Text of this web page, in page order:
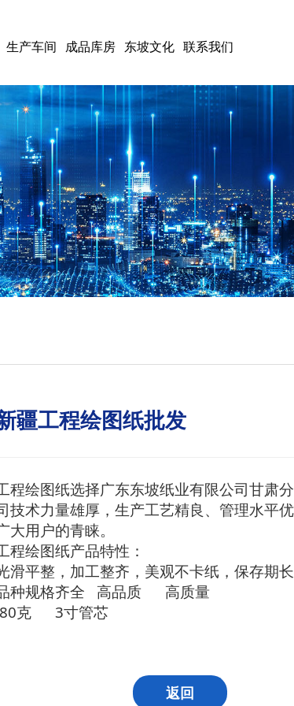
生产车间 成品库房 东坡文化 联系我们
疆工程绘图纸批发
程绘图纸选择广东东坡纸业有限公司甘肃
技术力量雄厚，生产工艺精良、管理水平
大用户的青睐。
程绘图纸产品特性：
滑平整，加工整齐，美观不卡纸，保存期长
种规格齐全 高品质 高质量
80克 3寸管芯
返回